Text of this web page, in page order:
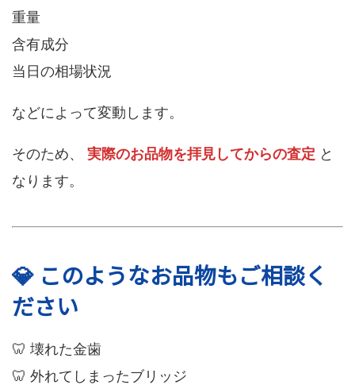
重量
含有成分
当日の相場状況
などによって変動します。
そのため、 実際のお品物を拝見してからの査定 と
なります。
💎 このようなお品物もご相談く
ださい
🦷 壊れた金歯
🦷 外れてしまったブリッジ